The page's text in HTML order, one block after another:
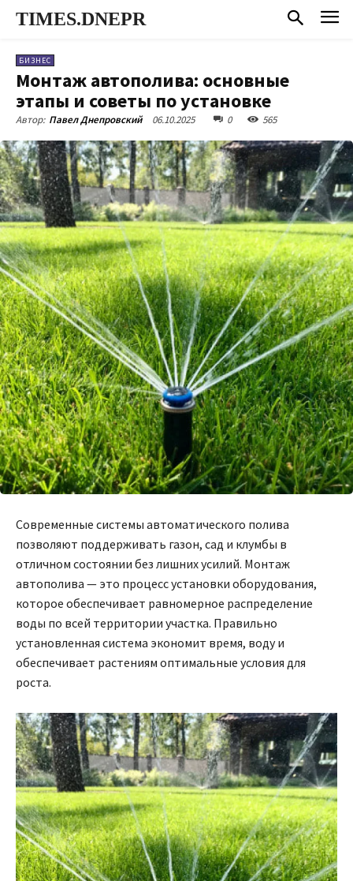
TIMES.DNEPR
БИЗНЕС
Монтаж автополива: основные
этапы и советы по установке
Автор: Павел Днепровский 06.10.2025 0 565
Современные системы автоматического полива
позволяют поддерживать газон, сад и клумбы в
отличном состоянии без лишних усилий. Монтаж
автополива — это процесс установки оборудования,
которое обеспечивает равномерное распределение
воды по всей территории участка. Правильно
установленная система экономит время, воду и
обеспечивает растениям оптимальные условия для
роста.